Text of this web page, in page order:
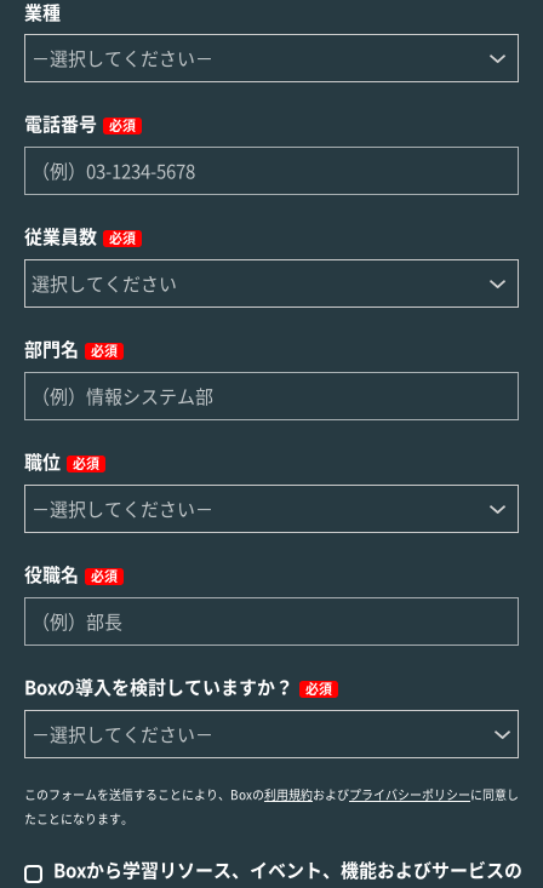
業種
電話番号 必須
従業員数 必須
部門名 必須
職位 必須
役職名 必須
Boxの導入を検討していますか？ 必須
このフォームを送信することにより、Boxの利用規約およびプライバシーポリシーに同意し
たことになります。
Boxから学習リソース、イベント、機能およびサービスの